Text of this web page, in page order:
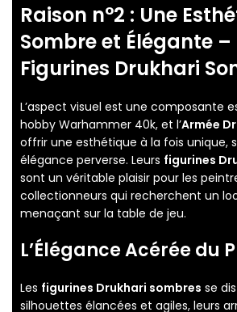
Raison n°2 : Une
Sombre et Élégante –
Figurines Drukhari
L’aspect visuel est une composante
hobby Warhammer 40k, et l’Armée
offrir une esthétique à la fois unique,
élégance perverse. Leurs figurines
sont un véritable plaisir pour les
collectionneurs qui recherchent un
menaçant sur la table de jeu.
L’Élégance Acérée du
Les figurines Drukhari sombres se
silhouettes élancées et agiles, leurs